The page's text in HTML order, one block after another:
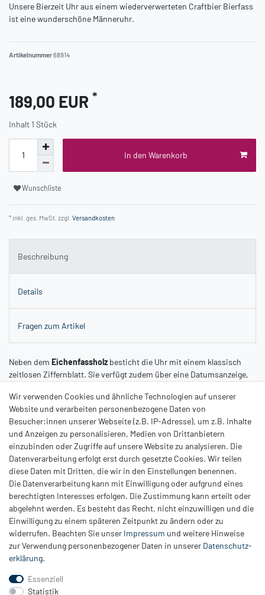
Unsere Bierzeit Uhr aus einem wiederverwerteten Craftbier Bierfass
ist eine wunderschöne Männeruhr.
Artikelnummer68914
189,00 EUR *
Inhalt 1 Stück
In den Warenkorb
Wunschliste
* inkl. ges. MwSt. zzgl. Versandkosten
Beschreibung
Details
Fragen zum Artikel
Neben dem Eichenfassholz besticht die Uhr mit einem klassisch
zeitlosen Ziffernblatt. Sie verfügt zudem über eine Datumsanzeige,
der die Farbe des goldenen Bieres widerspiegelt.
Das Holzband der Herrenuhr ist mit Edelstahlelementen verstärkt
und kann mit Hilfe des mitgelieferten Uhrmacherwerkzeug ganz
einfach gekürzt werden. Ein tolles Geschenk für alle Bierliebhaber!
Zahlung
Versand
Daten­schutz­erklärung
AGB
Hinweis zur Batterieentsorgung
Wir verwenden Cookies und ähnliche Technologien auf unserer
Website und verarbeiten personenbezogene Daten von
Besucher:innen unserer Webseite (z.B. IP-Adresse), um z.B. Inhalte
und Anzeigen zu personalisieren, Medien von Drittanbietern
einzubinden oder Zugriffe auf unsere Website zu analysieren. Die
Datenverarbeitung erfolgt erst durch gesetzte Cookies. Wir teilen
diese Daten mit Dritten, die wir in den Einstellungen benennen.
Die Datenverarbeitung kann mit Einwilligung oder aufgrund eines
berechtigten Interesses erfolgen. Die Zustimmung kann erteilt oder
abgelehnt werden. Es besteht das Recht, nicht einzuwilligen und die
Einwilligung zu einem späteren Zeitpunkt zu ändern oder zu
widerrufen. Beachten Sie unser Impressum und weitere Hinweise
zur Verwendung personenbezogener Daten in unserer Daten­schutz­
erklärung.
Essenziell
Statistik